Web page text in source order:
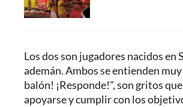
Los dos son jugadores nacidos en
ademán. Ambos se entienden
balón! ¡Responde!", son gritos
apoyarse y cumplir con los